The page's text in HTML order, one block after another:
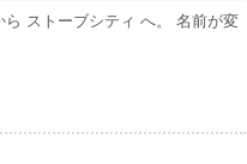
ストーブシティ へ。 名前が変